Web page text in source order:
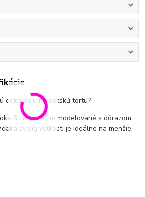
dekoráciu na detskú tortu?
8 cm je ručne modelované s dôrazom
svojej veľkosti je ideálne na menšie